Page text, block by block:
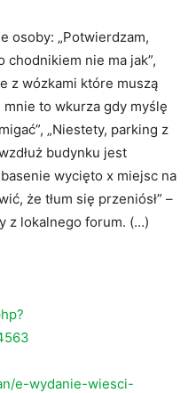
osoby: „Potwierdzam,
nie ma jak”,
z wózkami które muszą
to wkurza gdy myślę
„Niestety, parking z
budynku jest
wycięto x miejsc na
że tłum się przeniósł” –
z lokalnego forum. (…)
e-wydanie-wiesci-